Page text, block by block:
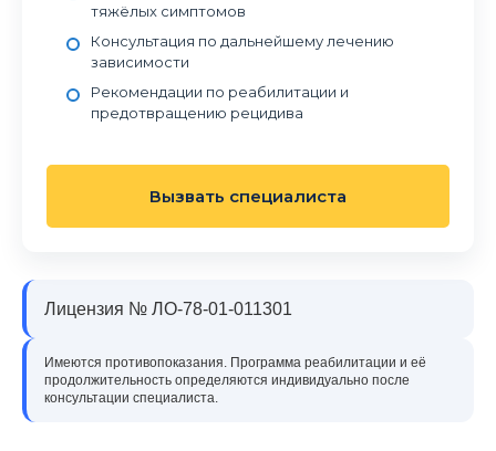
тяжёлых симптомов
Консультация по дальнейшему лечению
зависимости
Рекомендации по реабилитации и
предотвращению рецидива
Вызвать специалиста
Лицензия № ЛО-78-01-011301
Имеются противопоказания. Программа реабилитации и её
продолжительность определяются индивидуально после
консультации специалиста.